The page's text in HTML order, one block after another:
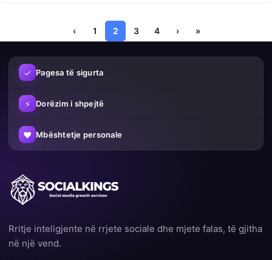
‹ 1 2 3 4 › »
✓ Pagesa të sigurta
⚡ Dorëzim i shpejtë
♥ Mbështetje personale
Rritje inteligjente në rrjete sociale dhe mjete falas, të gjitha
në një vend.